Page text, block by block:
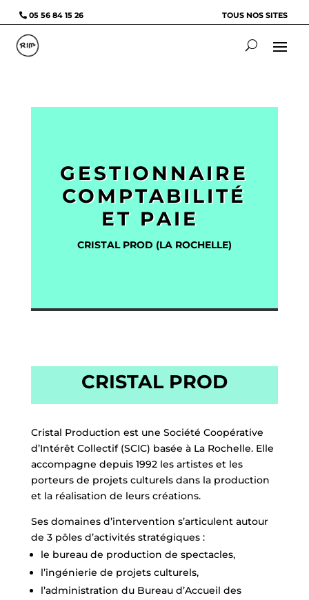
05 56 84 15 26 TOUS NOS SITES
GESTIONNAIRE
COMPTABILITÉ
ET PAIE
CRISTAL PROD (LA ROCHELLE)
CRISTAL PROD
Cristal Production est une Société Coopérative
d’Intérêt Collectif (SCIC) basée à La Rochelle. Elle
accompagne depuis 1992 les artistes et les
porteurs de projets culturels dans la production
et la réalisation de leurs créations.
Ses domaines d’intervention s’articulent autour
de 3 pôles d’activités stratégiques :
le bureau de production de spectacles,
l’ingénierie de projets culturels,
l’administration du Bureau d’Accueil des